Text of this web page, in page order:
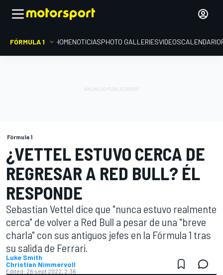
FÓRMULA 1 HOMENOTICIASPHOTO GALLERIESVIDEOSCALENDARIO
Fórmula 1
¿VETTEL ESTUVO CERCA DE
REGRESAR A RED BULL? ÉL
RESPONDE
Sebastian Vettel dice que "nunca estuvo realmente
cerca" de volver a Red Bull a pesar de una "breve
charla" con sus antiguos jefes en la Fórmula 1 tras
su salida de Ferrari.
Luke Smith
Christian Nimmervoll
Edited: 26 sept 2022, 2:36